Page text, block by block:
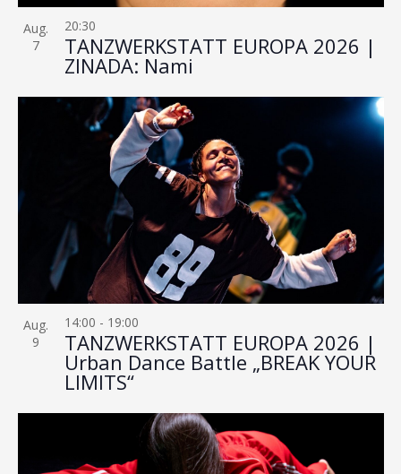
Aug.
7
TANZWERKSTATT EUROPA 2026 |
ZINADA: Nami
20:30
Aug.
9
TANZWERKSTATT EUROPA 2026 |
Urban Dance Battle „BREAK YOUR
LIMITS“
14:00 - 19:00